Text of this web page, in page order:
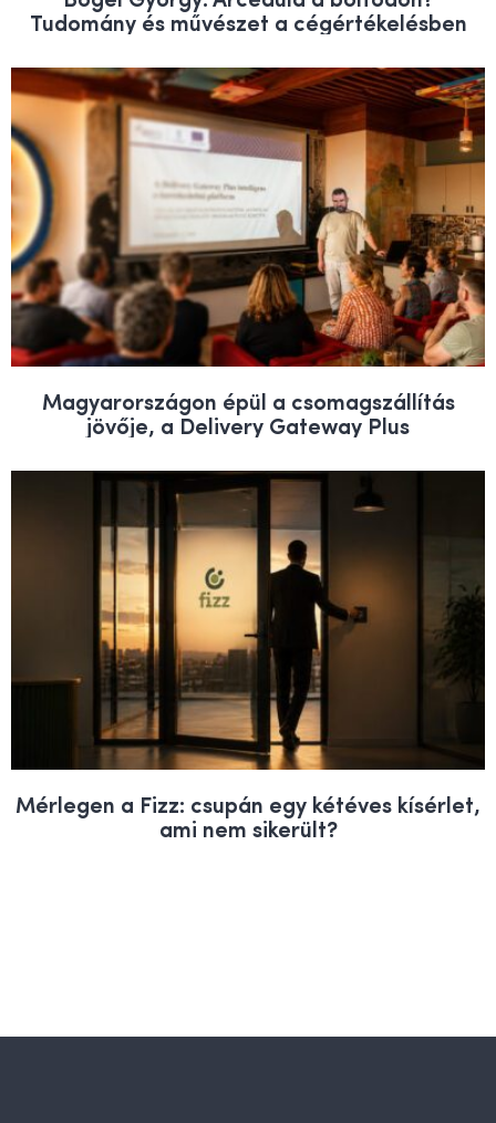
Tudomány és művészet a cégértékelésben
Magyarországon épül a csomagszállítás
jövője, a Delivery Gateway Plus
Mérlegen a Fizz: csupán egy kétéves kísérlet,
ami nem sikerült?